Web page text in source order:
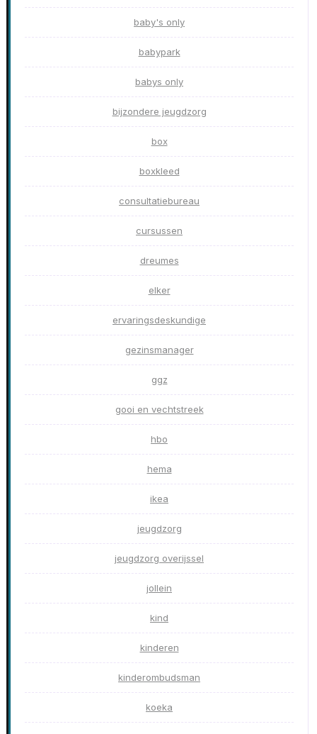
baby's only
babypark
babys only
bijzondere jeugdzorg
box
boxkleed
consultatiebureau
cursussen
dreumes
elker
ervaringsdeskundige
gezinsmanager
ggz
gooi en vechtstreek
hbo
hema
ikea
jeugdzorg
jeugdzorg overijssel
jollein
kind
kinderen
kinderombudsman
koeka